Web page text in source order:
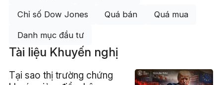
Chỉ số Dow Jones Quá bán Quá mua
Danh mục đầu tư
Tài liệu Khuyến nghị
Tại sao thị trường chứng